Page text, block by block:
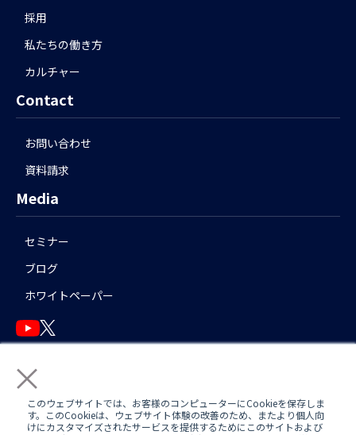
×
このウェブサイトでは、お客様のコンピューターにCookieを保存しま
す。このCookieは、ウェブサイト体験の改善のため、またより個人向
けにカスタマイズされたサービスを提供するためにこのサイトおよび
採用
私たちの働き方
カルチャー
Contact
お問い合わせ
資料請求
Media
セミナー
ブログ
ホワイトペーパー
English